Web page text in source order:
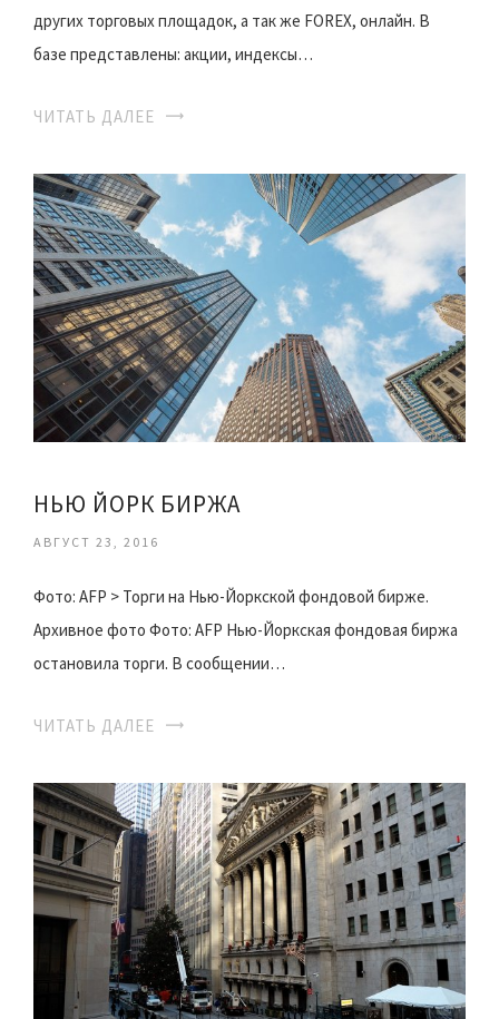
других торговых площадок, а так же FOREX, онлайн. В
базе представлены: акции, индексы…
ЧИТАТЬ ДАЛЕЕ
НЬЮ ЙОРК БИРЖА
АВГУСТ 23, 2016
Фото: AFP > Торги на Нью-Йоркской фондовой бирже.
Архивное фото Фото: AFP Нью-Йоркская фондовая биржа
остановила торги. В сообщении…
ЧИТАТЬ ДАЛЕЕ